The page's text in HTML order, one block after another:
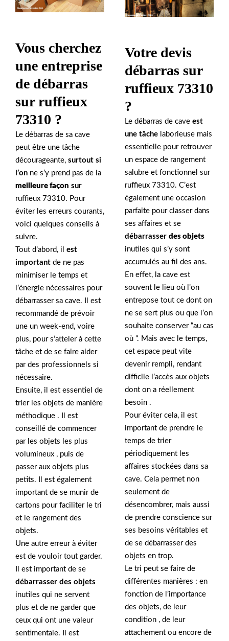
Vous cherchez
une entreprise
de débarras
sur ruffieux
73310 ?
Le débarras de sa cave
peut être une tâche
décourageante, surtout si
l’on ne s’y prend pas de la
meilleure façon sur
ruffieux 73310. Pour
éviter les erreurs courants,
voici quelques conseils à
suivre.
Tout d’abord, il est
important de ne pas
minimiser le temps et
l’énergie nécessaires pour
débarrasser sa cave. Il est
recommandé de prévoir
une un week-end, voire
plus, pour s’atteler à cette
tâche et de se faire aider
par des professionnels si
nécessaire.
Ensuite, il est essentiel de
trier les objets de manière
méthodique . Il est
conseillé de commencer
par les objets les plus
volumineux , puis de
passer aux objets plus
petits. Il est également
important de se munir de
cartons pour faciliter le tri
et le rangement des
objets.
Une autre erreur à éviter
est de vouloir tout garder.
Il est important de se
débarrasser des objets
inutiles qui ne servent
plus et de ne garder que
ceux qui ont une valeur
sentimentale. Il est
Votre devis
débarras sur
ruffieux 73310
?
Le débarras de cave est
une tâche laborieuse mais
essentielle pour retrouver
un espace de rangement
salubre et fonctionnel sur
ruffieux 73310. C’est
également une occasion
parfaite pour classer dans
ses affaires et se
débarrasser des objets
inutiles qui s’y sont
accumulés au fil des ans.
En effet, la cave est
souvent le lieu où l’on
entrepose tout ce dont on
ne se sert plus ou que l’on
souhaite conserver “au cas
où “. Mais avec le temps,
cet espace peut vite
devenir rempli, rendant
difficile l’accès aux objets
dont on a réellement
besoin .
Pour éviter cela, il est
important de prendre le
temps de trier
périodiquement les
affaires stockées dans sa
cave. Cela permet non
seulement de
désencombrer, mais aussi
de prendre conscience sur
ses besoins véritables et
de se débarrasser des
objets en trop.
Le tri peut se faire de
différentes manières : en
fonction de l’importance
des objets, de leur
condition , de leur
attachement ou encore de